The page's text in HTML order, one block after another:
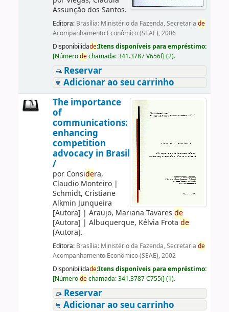
Assunção dos Santos.
Editora: Brasília: Ministério da Fazenda, Secretaria de
Acompanhamento Econômico (SEAE), 2006
Disponibilidade:Itens disponíveis para empréstimo:
[Númerodechamada:341.3787 V656f] (2).
Reservar
Adicionar ao seu carrinho
The importance
of
communications:
enhancing
competition
advocacy in Brasil
/
por Considera,
Claudio Monteiro|
Schmidt, Cristiane
Alkmin Junqueira
[Autora] | Araujo, Mariana Tavares de
[Autora] | Albuquerque, Kélvia Frota de
[Autora].
Editora: Brasília: Ministério da Fazenda, Secretaria de
Acompanhamento Econômico (SEAE), 2002
Disponibilidade:Itens disponíveis para empréstimo:
[Númerodechamada:341.3787 C755i] (1).
Reservar
Adicionar ao seu carrinho